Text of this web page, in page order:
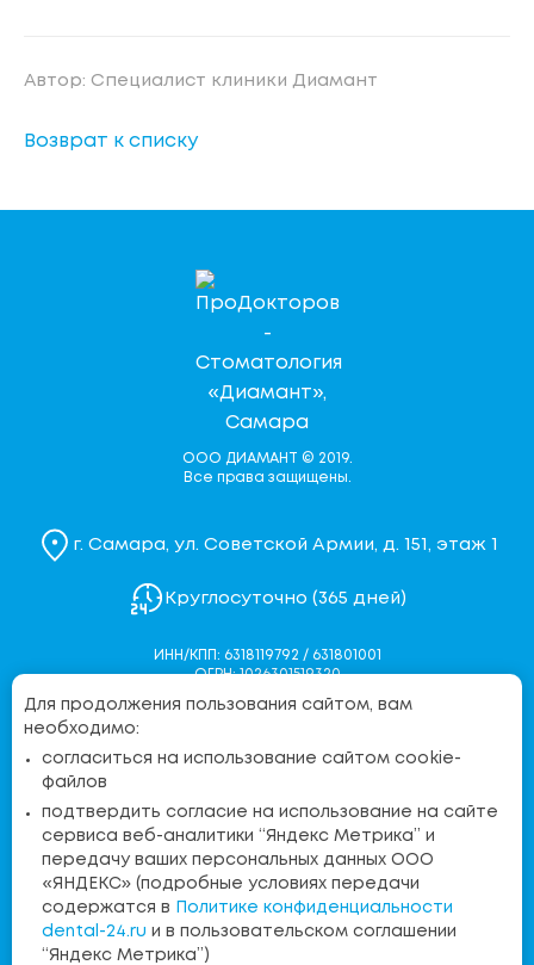
Автор: Специалист клиники Диамант
Возврат к списку
ООО ДИАМАНТ © 2019.
Все права защищены.
г. Самара, ул. Советской Армии, д. 151, этаж 1
Круглосуточно (365 дней)
ИНН/КПП: 6318119792 / 631801001
ОГРН: 1026301519320
Политика конфиденциальности
Согласие на обработку персональных данных через
Контакты контролирующих органов
Бесплатная линия:
8 (800) 555-36-15
Для продолжения пользования сайтом, вам
необходимо:
согласиться на использование сайтом cookie-
файлов
подтвердить согласие на использование на сайте
сервиса веб-аналитики “Яндекс Метрика” и
передачу ваших персональных данных ООО
«ЯНДЕКС» (подробные условиях передачи
содержатся в
Политике конфиденциальности
dental-24.ru и в пользовательском соглашении
“Яндекс Метрика”)